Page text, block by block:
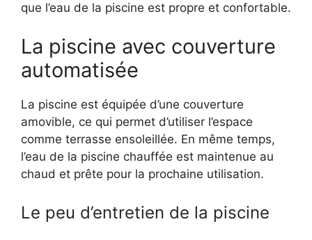
que l’eau de la piscine est propre et confortable.
La piscine avec couverture
automatisée
La piscine est équipée d’une couverture
amovible, ce qui permet d’utiliser l’espace
comme terrasse ensoleillée. En même temps,
l’eau de la piscine chauffée est maintenue au
chaud et prête pour la prochaine utilisation.
Le peu d’entretien de la piscine